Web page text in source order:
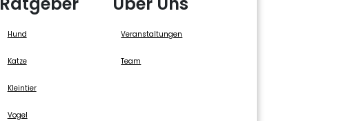
Hund
Katze
Kleintier
Vogel
Veranstaltungen
Team